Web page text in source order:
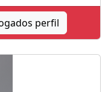
perfil